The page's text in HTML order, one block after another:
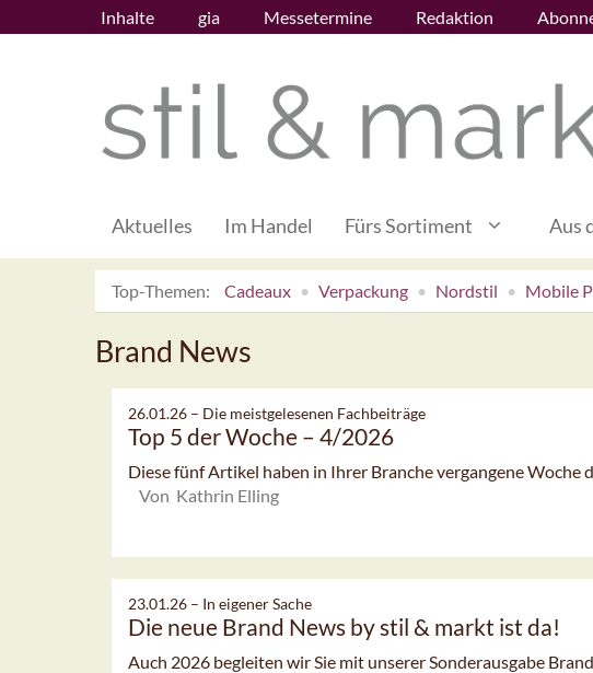
Inhalte gia Messetermine Redaktion
Aktuelles Im Handel Fürs Sortiment Aus
Top-Themen: Cadeaux Verpackung Nordstil Mobile
Brand News
26.01.26 – Die meistgelesenen Fachbeiträge
Top 5 der Woche – 4/2026
Diese fünf Artikel haben in Ihrer Branche vergangene Woche
Von Kathrin Elling
23.01.26 – In eigener Sache
Die neue Brand News by stil & markt ist da!
Auch 2026 begleiten wir Sie mit unserer Sonderausgabe